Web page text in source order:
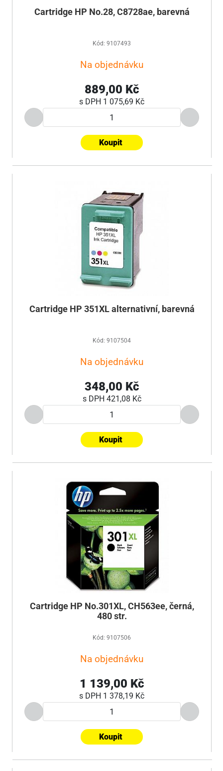
Cartridge HP No.28, C8728ae, barevná
Kód: 9107493
Na objednávku
889,00 Kč
s DPH 1 075,69 Kč
Koupit
Cartridge HP 351XL alternativní, barevná
Kód: 9107504
Na objednávku
348,00 Kč
s DPH 421,08 Kč
Koupit
Cartridge HP No.301XL, CH563ee, černá,
480 str.
Kód: 9107506
Na objednávku
1 139,00 Kč
s DPH 1 378,19 Kč
Koupit